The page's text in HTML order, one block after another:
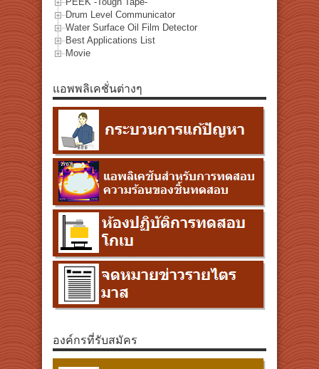
Drum Level Communicator
Water Surface Oil Film Detector
Best Applications List
Movie
แอพพลิเคชั่นต่างๆ
องค์กรที่รับสมัคร